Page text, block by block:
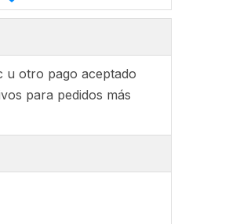
u otro pago aceptado
para pedidos más